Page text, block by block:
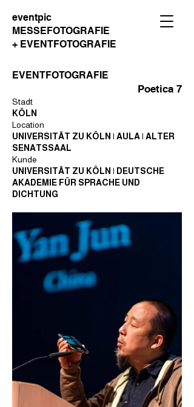
eventpic
MESSEFOTOGRAFIE
+ EVENTFOTOGRAFIE
EVENTFOTOGRAFIE
Poetica 7
Stadt
KÖLN
Location
UNIVERSITÄT ZU KÖLN | AULA | ALTER
SENATSSAAL
Kunde
UNIVERSITÄT ZU KÖLN | DEUTSCHE
AKADEMIE FÜR SPRACHE UND
DICHTUNG